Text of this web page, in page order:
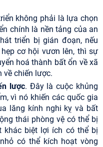
không phải là lựa chọn
chính là nền tảng của an
triển bị gián đoạn, nếu
cơ hội vươn lên, thì sự
hoá thành bất ổn về xã
về chiến lược.
lược. Đây là cuộc khủng
vì nó khiến các quốc gia
lăng kính nghi kỵ và bất
thái phòng vệ có thể bị
khác biệt lợi ích có thể bị
có thể kích hoạt vòng